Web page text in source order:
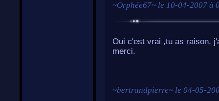
~Orphée67~ le 10-04-2007 à
Oui c'est vrai ,tu as raison,
merci.
~bertrandpierre~ le 04-05-